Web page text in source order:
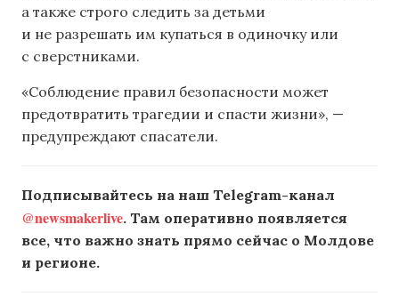
а также строго следить за детьми
и не разрешать им купаться в одиночку или
с сверстниками.
«Соблюдение правил безопасности может
предотвратить трагедии и спасти жизни», —
предупреждают спасатели.
Подписывайтесь на наш Telegram-канал
@newsmakerlive. Там оперативно появляется
все, что важно знать прямо сейчас о Молдове
и регионе.